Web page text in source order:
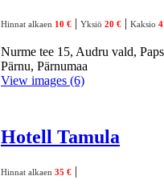
Hinnat alkaen 10 € | Yksiö 20 € | Kaksio
Nurme tee 15, Audru vald,
Pärnu, Pärnumaa
View images (6)
Hotell Tamula
Hinnat alkaen 35 € |